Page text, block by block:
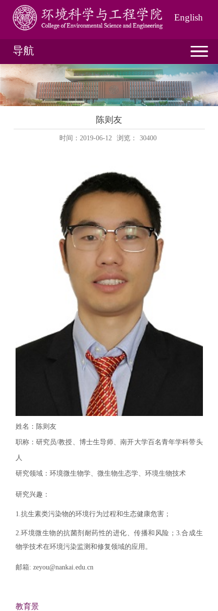
English
导航
陈则友
时间：2019-06-12 浏览： 30400
姓名：陈则友
职称：研究员/教授、博士生导师、南开大学百名青年学科带头
人
研究领域： 环境微生物学、微生物生态学、环境生物技术
研究兴趣：
1.抗生素类污染物的环境行为过程和生态健康危害；
2.环境微生物的抗菌剂耐药性的进化、传播和风险；3.合成生
物学技术在环境污染监测和修复领域的应用。
邮箱: zeyou@nankai.edu.cn
教育景